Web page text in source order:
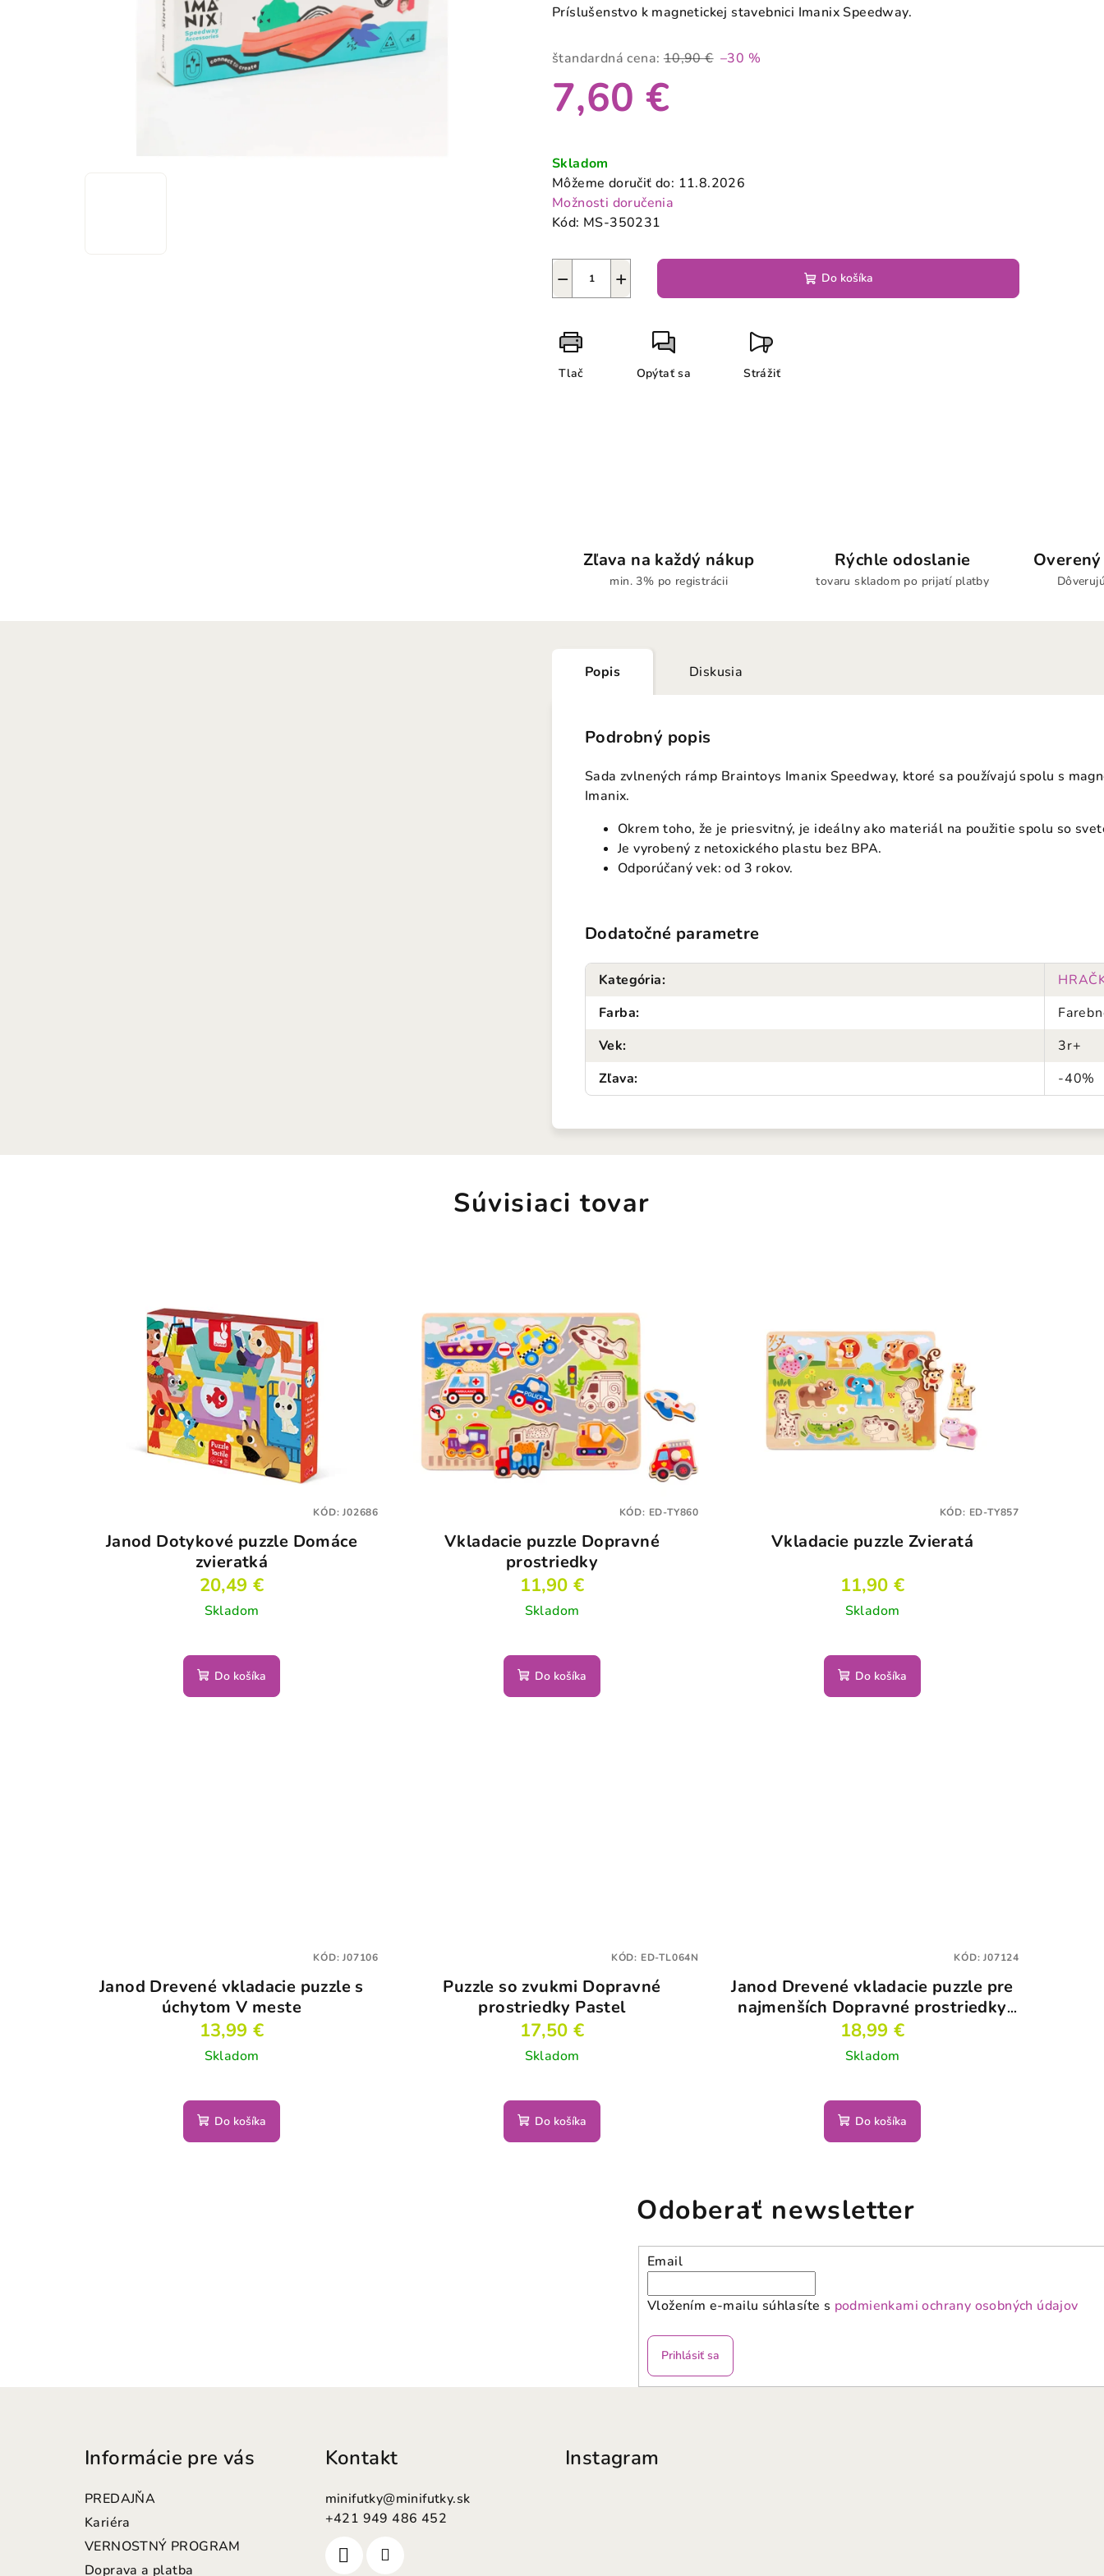
produktu
z
5
hviezdičiek.
Príslušenstvo k magnetickej stavebnici Imanix Speedway.
štandardná cena: 10,90 € –30 %
7,60 €
cena:
Skladom
Môžeme doručiť do: 11.8.2026
Možnosti doručenia
Kód: MS-350231
+
− Do košíka
Tlač Opýtať sa Strážiť
Zľava na každý nákup
min. 3% po registrácii
Rýchle odoslanie
tovaru skladom po prijatí platby
Popis Diskusia
Podrobný popis
Sada zvlnených rámp Braintoys Imanix Speedway, ktoré sa používajú spolu s
Imanix.
Okrem toho, že je priesvitný, je ideálny ako materiál na použitie spolu so
Je vyrobený z netoxického plastu bez BPA.
Odporúčaný vek: od 3 rokov.
Dodatočné parametre
Kategória:
Farba:
Vek:
3r+
Zľava: -40%
Súvisiaci tovar
Janod Dotykové puzzle Domáce
zvieratká
20,49 €
Skladom
Do košíka
KÓD:J02686
Vkladacie puzzle Dopravné
prostriedky
11,90 €
Skladom
Do košíka
KÓD: ED-TY860
Vkladacie puzzle Zvieratá
11,90 €
Skladom
Do košíka
KÓD: ED-TY857
Janod Drevené vkladacie puzzle s
úchytom V meste
13,99 €
Skladom
Do košíka
KÓD:J07106
Puzzle so zvukmi Dopravné
prostriedky Pastel
17,50 €
Skladom
Do košíka
KÓD: ED-TL064N
Janod Drevené vkladacie puzzle pre
najmenších Dopravné prostriedky
Chunky
18,99 €
Skladom
Do košíka
KÓD:J07124
Odoberať newsletter
Email
Vložením e-mailu súhlasíte s podmienkami ochrany osobných údajov
Prihlásiť sa
Informácie pre vás
PREDAJŇA
Kariéra
VERNOSTNÝ PROGRAM
Doprava a platba
Kontakt
minifutky@minifutky.sk
+421 949 486 452
Instagram